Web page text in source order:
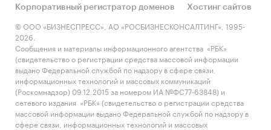
Корпоративный регистратор доменов
Хостинг сайтов
© ООО «БИЗНЕСПРЕСС», АО «РОСБИЗНЕСКОНСАЛТИНГ», 1995-
2026.
Сообщения и материалы информационного агентства «РБК»
(свидетельство о регистрации средства массовой информации
выдано Федеральной службой по надзору в сфере связи,
информационных технологий и массовых коммуникаций
(Роскомнадзор) 09.12.2015 за номером ИА №ФС77-63848) и
сетевого издания «РБК» (свидетельство о регистрации средства
массовой информации выдано Федеральной службой по надзору в
сфере связи, информационных технологий и массовых